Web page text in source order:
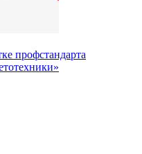
профстандарта